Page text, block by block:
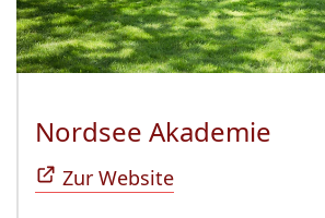
Nordsee Akademie
Zur Website